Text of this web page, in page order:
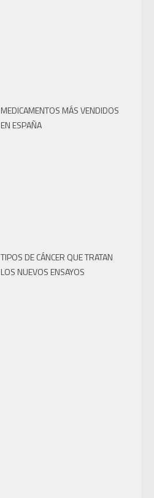
MEDICAMENTOS MÁS VENDIDOS
EN ESPAÑA
TIPOS DE CÁNCER QUE TRATAN
LOS NUEVOS ENSAYOS